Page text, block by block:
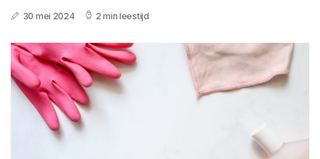
30 mei 2024 2 min leestijd